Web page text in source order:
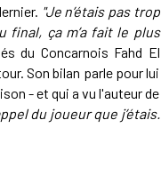
"Je n’étais pas trop
final, ça m’a fait le plus
du Concarnois Fahd El
Son bilan parle pour lui
- et qui a vu l'auteur de
du joueur que j’étais.